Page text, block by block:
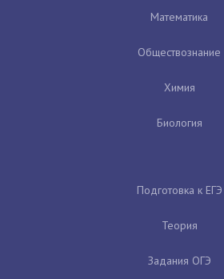
Математика
Обществознание
Химия
Биология
Подготовка к ЕГЭ
Теория
Задания ОГЭ